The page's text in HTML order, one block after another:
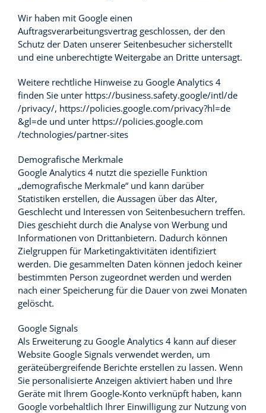
Wir haben mit Google einen
Auftragsverarbeitungsvertrag geschlossen, der den
Schutz der Daten unserer Seitenbesucher sicherstellt
und eine unberechtigte Weitergabe an Dritte untersagt.
Weitere rechtliche Hinweise zu Google Analytics 4
finden Sie unter https://business.safety.google/intl/de
/privacy/, https://policies.google.com/privacy?hl=de
&gl=deund unter https://policies.google.com
/technologies/partner-sites
Demografische Merkmale
Google Analytics 4 nutzt die spezielle Funktion
„demografische Merkmale“ und kann darüber
Statistiken erstellen, die Aussagen über das Alter,
Geschlecht und Interessen von Seitenbesuchern treffen.
Dies geschieht durch die Analyse von Werbung und
Informationen von Drittanbietern. Dadurch können
Zielgruppen für Marketingaktivitäten identifiziert
werden. Die gesammelten Daten können jedoch keiner
bestimmten Person zugeordnet werden und werden
nach einer Speicherung für die Dauer von zwei Monaten
gelöscht.
Google Signals
Als Erweiterung zu Google Analytics 4 kann auf dieser
Website Google Signals verwendet werden, um
geräteübergreifende Berichte erstellen zu lassen. Wenn
Sie personalisierte Anzeigen aktiviert haben und Ihre
Geräte mit Ihrem Google-Konto verknüpft haben, kann
Google vorbehaltlich Ihrer Einwilligung zur Nutzung von